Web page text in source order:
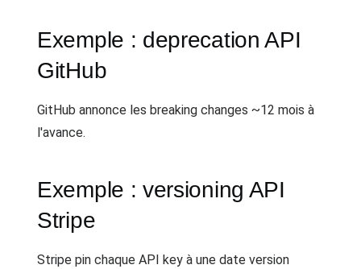
Exemple : deprecation API
GitHub
GitHub annonce les breaking changes ~12 mois à
l'avance.
Exemple : versioning API
Stripe
Stripe pin chaque API key à une date version